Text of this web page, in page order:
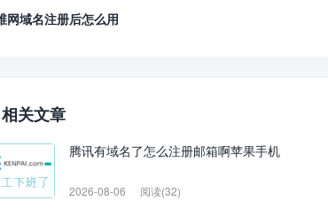
网域名注册后怎么用
相关文章
腾讯有域名了怎么注册邮箱啊苹果手机
2026-08-06 阅读(32)